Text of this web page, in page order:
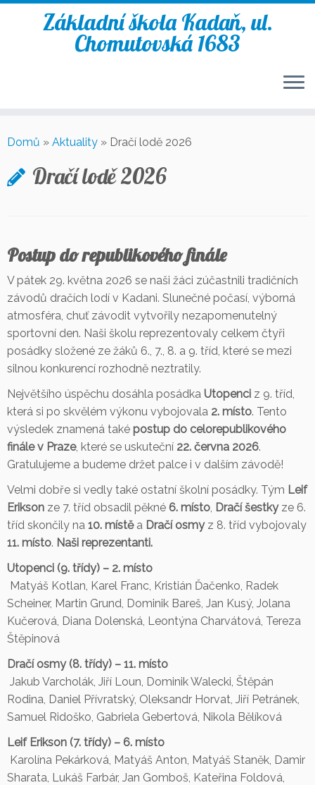
to
Základní škola Kadaň, ul.
Chomutovská 1683
Domů » Aktuality » Dračí lodě 2026
Dračí lodě 2026
Postup do republikového finále
V pátek 29. května 2026 se naši žáci zúčastnili tradičních
závodů dračích lodí v Kadani. Slunečné počasí, výborná
atmosféra, chuť závodit vytvořily nezapomenutelný
sportovní den. Naši školu reprezentovaly celkem čtyři
posádky složené ze žáků 6., 7., 8. a 9. tříd, které se mezi
silnou konkurencí rozhodně neztratily.
Největšího úspěchu dosáhla posádka Utopenci z 9. tříd,
která si po skvělém výkonu vybojovala 2. místo. Tento
výsledek znamená také postup do celorepublikového
finále v Praze, které se uskuteční 22. června 2026.
Gratulujeme a budeme držet palce i v dalším závodě!
Velmi dobře si vedly také ostatní školní posádky. Tým Leif
Erikson ze 7. tříd obsadil pěkné 6. místo, Dračí šestkyze 6.
tříd skončily na 10. místěa Dračí osmyz 8. tříd vybojovaly
11. místo. Naši reprezentanti.
Utopenci (9. třídy) – 2. místo
Matyáš Kotlan, Karel Franc, Kristián Ďačenko, Radek
Scheiner, Martin Grund, Dominik Bareš, Jan Kusý, Jolana
Kučerová, Diana Dolenská, Leontýna Charvátová, Tereza
Štěpinová
Dračí osmy (8. třídy) – 11. místo
Jakub Varcholák, Jiří Loun, Dominik Walecki, Štěpán
Rodina, Daniel Přívratský, Oleksandr Horvat, Jiří Petránek,
Samuel Ridoško, Gabriela Gebertová, Nikola Bělíková
Leif Erikson (7. třídy) – 6. místo
Karolína Pekárková, Matyáš Anton, Matyáš Staněk, Damir
Sharata, Lukáš Farbár, Jan Gomboš, Kateřina Foldová,